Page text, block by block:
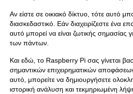
Αν είστε σε οικιακό δίκτυο, τότε αυτό
διασκεδαστικό. Εάν διαχειρίζεστε ένα
αυτό μπορεί να είναι ζωτικής σημασίας
των πάντων.
Και εδώ, το Raspberry Pi σας γίνεται
σημαντικών επιχειρηματικών
αυτό, μπορείτε να δημιουργήσετε
ιστορική ανάλυση και τεκμηριωμένη